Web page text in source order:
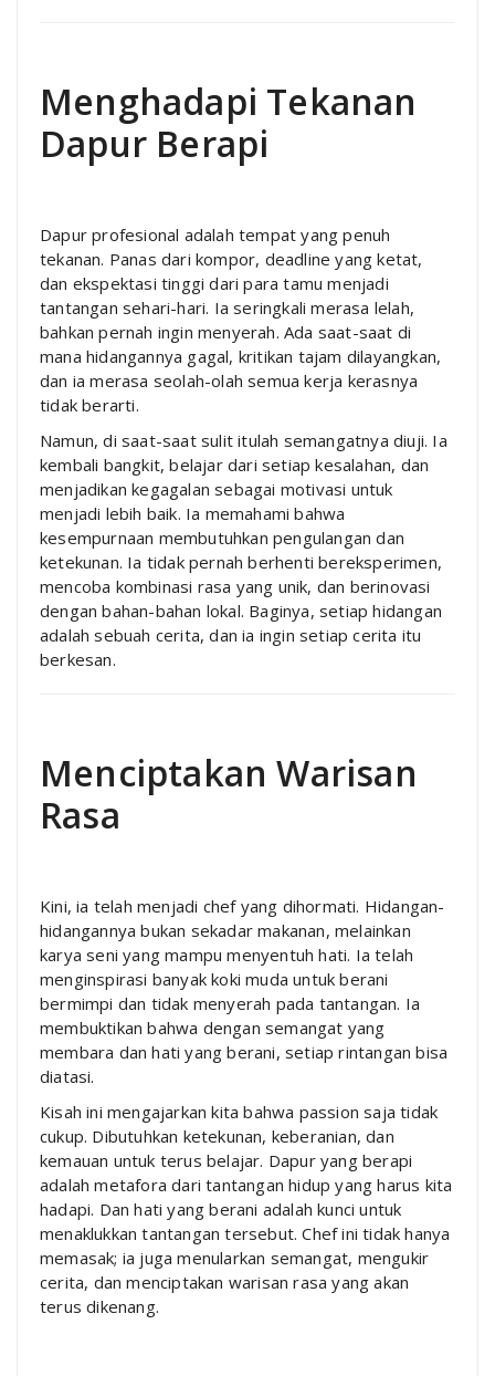
Menghadapi Tekanan
Dapur Berapi
Dapur profesional adalah tempat yang penuh
tekanan. Panas dari kompor, deadline yang ketat,
dan ekspektasi tinggi dari para tamu menjadi
tantangan sehari-hari. Ia seringkali merasa lelah,
bahkan pernah ingin menyerah. Ada saat-saat di
mana hidangannya gagal, kritikan tajam dilayangkan,
dan ia merasa seolah-olah semua kerja kerasnya
tidak berarti.
Namun, di saat-saat sulit itulah semangatnya diuji. Ia
kembali bangkit, belajar dari setiap kesalahan, dan
menjadikan kegagalan sebagai motivasi untuk
menjadi lebih baik. Ia memahami bahwa
kesempurnaan membutuhkan pengulangan dan
ketekunan. Ia tidak pernah berhenti bereksperimen,
mencoba kombinasi rasa yang unik, dan berinovasi
dengan bahan-bahan lokal. Baginya, setiap hidangan
adalah sebuah cerita, dan ia ingin setiap cerita itu
berkesan.
Menciptakan Warisan
Rasa
Kini, ia telah menjadi chef yang dihormati. Hidangan-
hidangannya bukan sekadar makanan, melainkan
karya seni yang mampu menyentuh hati. Ia telah
menginspirasi banyak koki muda untuk berani
bermimpi dan tidak menyerah pada tantangan. Ia
membuktikan bahwa dengan semangat yang
membara dan hati yang berani, setiap rintangan bisa
diatasi.
Kisah ini mengajarkan kita bahwa passion saja tidak
cukup. Dibutuhkan ketekunan, keberanian, dan
kemauan untuk terus belajar. Dapur yang berapi
adalah metafora dari tantangan hidup yang harus kita
hadapi. Dan hati yang berani adalah kunci untuk
menaklukkan tantangan tersebut. Chef ini tidak hanya
memasak; ia juga menularkan semangat, mengukir
cerita, dan menciptakan warisan rasa yang akan
terus dikenang.